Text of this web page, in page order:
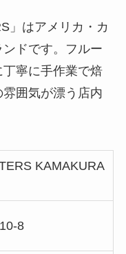
」はアメリカ・カ
ドです。フルー
寧に手作業で焙
囲気が漂う店内
KAMAKURA
8